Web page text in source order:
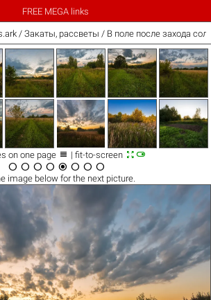
FREE MEGA links
/ Закаты, рассветы / В поле после захода
on one page  | fit-to-screen 
       
imagebelow for the next picture.